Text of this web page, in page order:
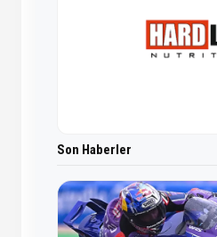
Son Haberler